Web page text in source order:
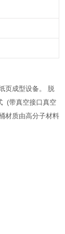
页成型设备。 脱
(带真空接口真空
材质由高分子材料